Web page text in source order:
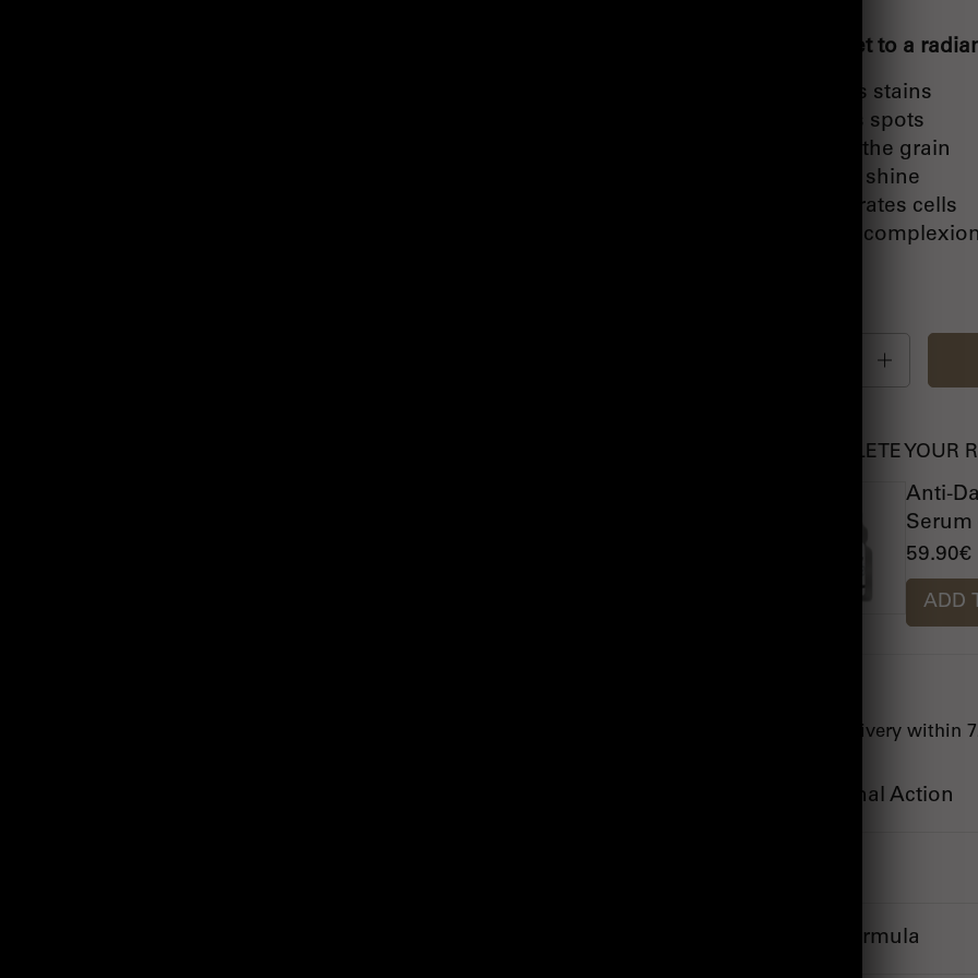
The secret to a
Reduces stains
Corrects spots
Refines the grain
Revives shine
Regenerates cells
Radiant complexion
COMPLETE YOUR
59.90€
Anti-
Serum
ADD
Fast delivery within
Exceptional Action
Secret Formula